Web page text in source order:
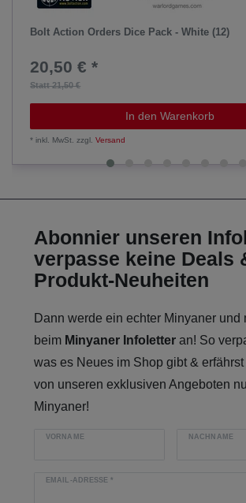
Bolt Action Orders Dice Pack - White (12)
Statt 21,50 €
20,50 € *
In den Warenkorb
*inkl. MwSt. zzgl.Versand
Abonnier unseren
verpasse keine Deals
Produkt-Neuheiten
Dann werde ein echter Minyaner und
beim Minyaner Infoletter an! So
was es Neues im Shop gibt &
von unseren exklusiven Angeboten
Minyaner!
VORNAME NACHNAME
EMAIL-ADRESSE*